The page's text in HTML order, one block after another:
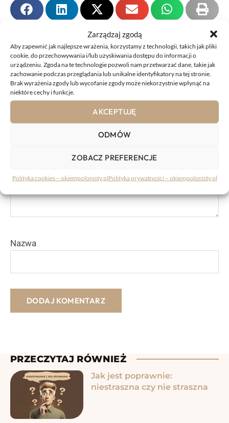
Zarządzaj zgodą
Aby zapewnić jak najlepsze wrażenia, korzystamy z technologii, takich jak pliki
cookie, do przechowywania i/lub uzyskiwania dostępu do informacji o
urządzeniu. Zgoda na te technologie pozwoli nam przetwarzać dane, takie jak
zachowanie podczas przeglądania lub unikalne identyfikatory na tej stronie.
Brak wyrażenia zgody lub wycofanie zgody może niekorzystnie wpłynąć na
niektóre cechy i funkcje.
AKCEPTUJĘ
ODMÓW
ZOBACZ PREFERENCJE
Polityka cookies – okiempolonisty.plPolityka prywatności – okiempolonisty.pl
KOMENTARZE:
Komentarz
Nazwa
PRZECZYTAJ RÓWNIEŻ
Jak jest poprawnie:
niestraszna czy nie straszna